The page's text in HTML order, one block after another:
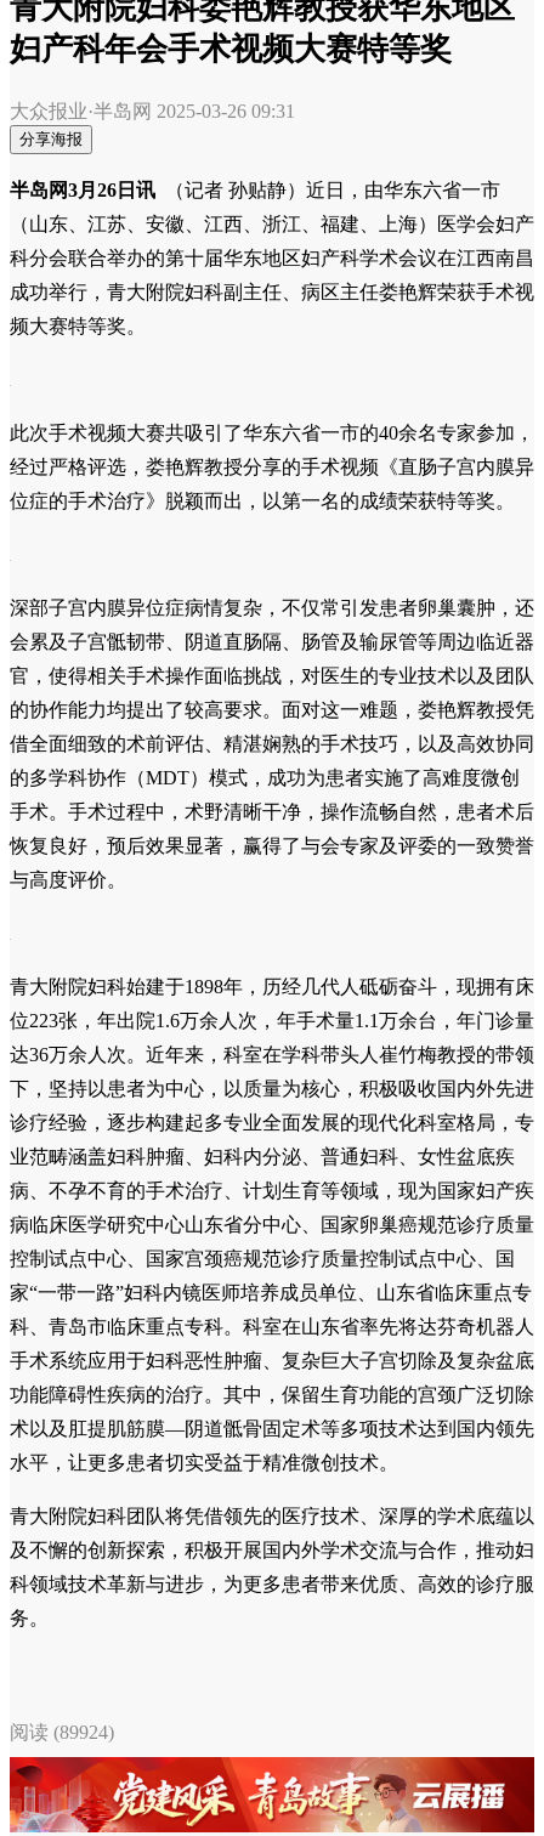
青大附院妇科娄艳辉教授获华东地区
妇产科年会手术视频大赛特等奖
大众报业·半岛网 2025-03-26 09:31
分享海报
半岛网3月26日讯 （记者 孙贴静）近日，由华东六省一市
（山东、江苏、安徽、江西、浙江、福建、上海）医学会妇产
科分会联合举办的第十届华东地区妇产科学术会议在江西南昌
成功举行，青大附院妇科副主任、病区主任娄艳辉荣获手术视
频大赛特等奖。
此次手术视频大赛共吸引了华东六省一市的40余名专家参加，
经过严格评选，娄艳辉教授分享的手术视频《直肠子宫内膜异
位症的手术治疗》脱颖而出，以第一名的成绩荣获特等奖。
深部子宫内膜异位症病情复杂，不仅常引发患者卵巢囊肿，还
会累及子宫骶韧带、阴道直肠隔、肠管及输尿管等周边临近器
官，使得相关手术操作面临挑战，对医生的专业技术以及团队
的协作能力均提出了较高要求。面对这一难题，娄艳辉教授凭
借全面细致的术前评估、精湛娴熟的手术技巧，以及高效协同
的多学科协作（MDT）模式，成功为患者实施了高难度微创
手术。手术过程中，术野清晰干净，操作流畅自然，患者术后
恢复良好，预后效果显著，赢得了与会专家及评委的一致赞誉
与高度评价。
青大附院妇科始建于1898年，历经几代人砥砺奋斗，现拥有床
位223张，年出院1.6万余人次，年手术量1.1万余台，年门诊量
达36万余人次。近年来，科室在学科带头人崔竹梅教授的带领
下，坚持以患者为中心，以质量为核心，积极吸收国内外先进
诊疗经验，逐步构建起多专业全面发展的现代化科室格局，专
业范畴涵盖妇科肿瘤、妇科内分泌、普通妇科、女性盆底疾
病、不孕不育的手术治疗、计划生育等领域，现为国家妇产疾
病临床医学研究中心山东省分中心、国家卵巢癌规范诊疗质量
控制试点中心、国家宫颈癌规范诊疗质量控制试点中心、国
家“一带一路”妇科内镜医师培养成员单位、山东省临床重点专
科、青岛市临床重点专科。科室在山东省率先将达芬奇机器人
手术系统应用于妇科恶性肿瘤、复杂巨大子宫切除及复杂盆底
功能障碍性疾病的治疗。其中，保留生育功能的宫颈广泛切除
术以及肛提肌筋膜—阴道骶骨固定术等多项技术达到国内领先
水平，让更多患者切实受益于精准微创技术。
青大附院妇科团队将凭借领先的医疗技术、深厚的学术底蕴以
及不懈的创新探索，积极开展国内外学术交流与合作，推动妇
科领域技术革新与进步，为更多患者带来优质、高效的诊疗服
务。
阅读 (89924)